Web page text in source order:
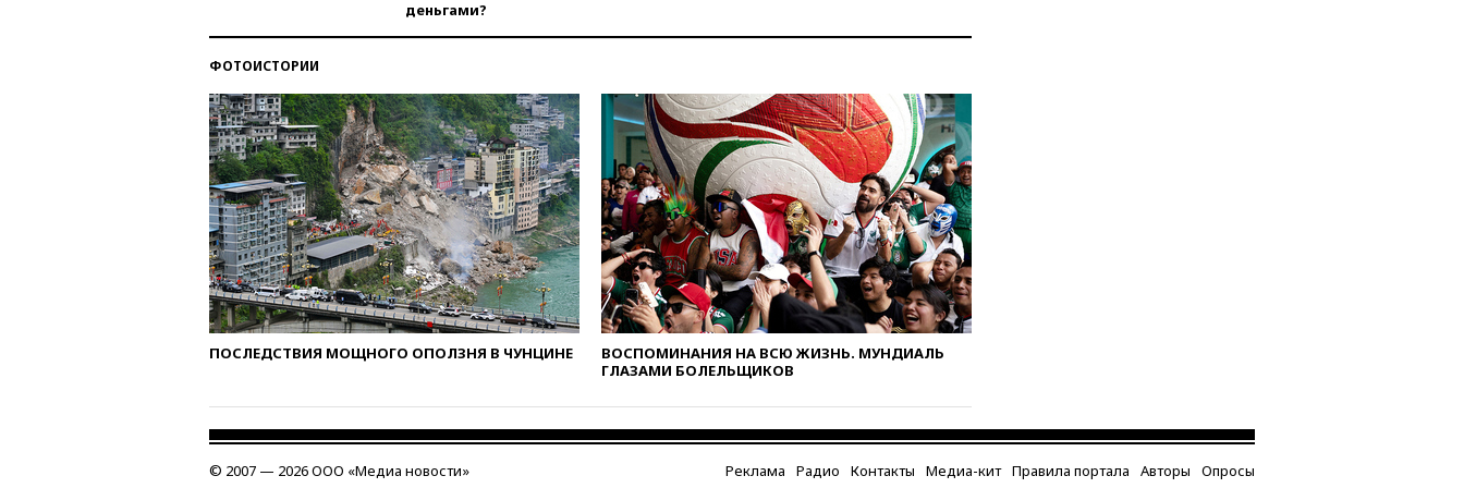
животных
безвизовые турпоездки для
Вьетнама
12:36Экспорт растворимого
кофе из России достиг
рекордных показателей
12:30 Российские войска
взяли под контроль село
Анискино в Харьковской
области
12:15
Минцифры РФ не
ограничения на доступ детей
в соцсети
открытия второго маршрута в
деньгами?
ФОТОИСТОРИИ
ПОСЛЕДСТВИЯ МОЩНОГО ОПОЛЗНЯ В ЧУНЦИНЕ
ВОСПОМИНАНИЯ НА ВСЮ ЖИЗНЬ. МУНДИАЛЬ
ГЛАЗАМИ БОЛЕЛЬЩИКОВ
© 2007 — 2026 ООО «Медиа новости» Реклама Радио Контакты Медиа-кит Правила портала Авторы Опросы